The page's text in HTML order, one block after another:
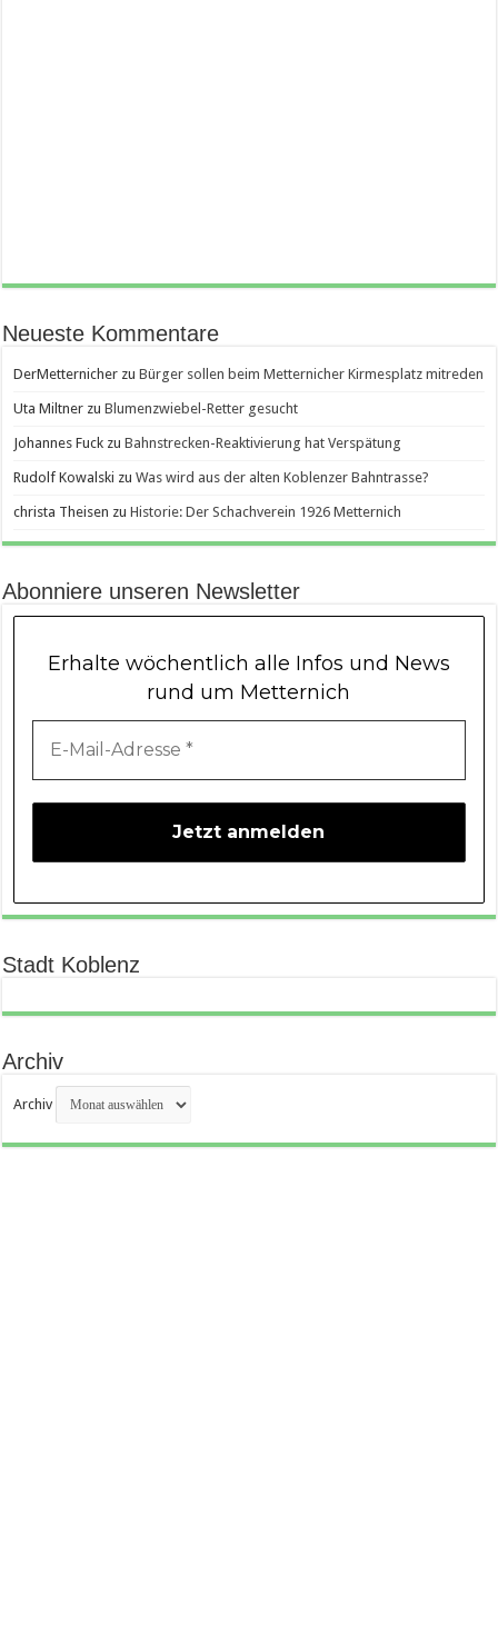
Neueste Kommentare
DerMetternicher zuBürger sollen beim Metternicher Kirmesplatz mitreden
Uta Miltner zuBlumenzwiebel-Retter gesucht
Johannes Fuck zuBahnstrecken-Reaktivierung hat Verspätung
Rudolf Kowalski zuWas wird aus der alten Koblenzer Bahntrasse?
christa Theisen zuHistorie: Der Schachverein 1926 Metternich
Abonniere unseren Newsletter
Erhalte wöchentlich alle Infos und News
rund um Metternich
Stadt Koblenz
Archiv
Archiv